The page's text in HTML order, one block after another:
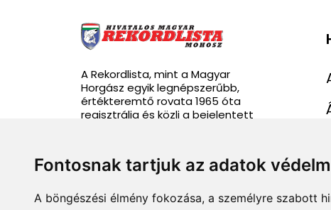
Fontosnak tartjuk az adatok
A böngészési élmény fokozása, a személyre szabott
A Rekordlista, mint a Magyar
Horgász egyik legnépszerűbb,
értékteremtő rovata 1965 óta
regisztrálja és közli a bejelentett